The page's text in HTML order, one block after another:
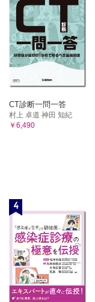
CT診断一問一答
村上 卓道 神田 知紀
￥6,490
4